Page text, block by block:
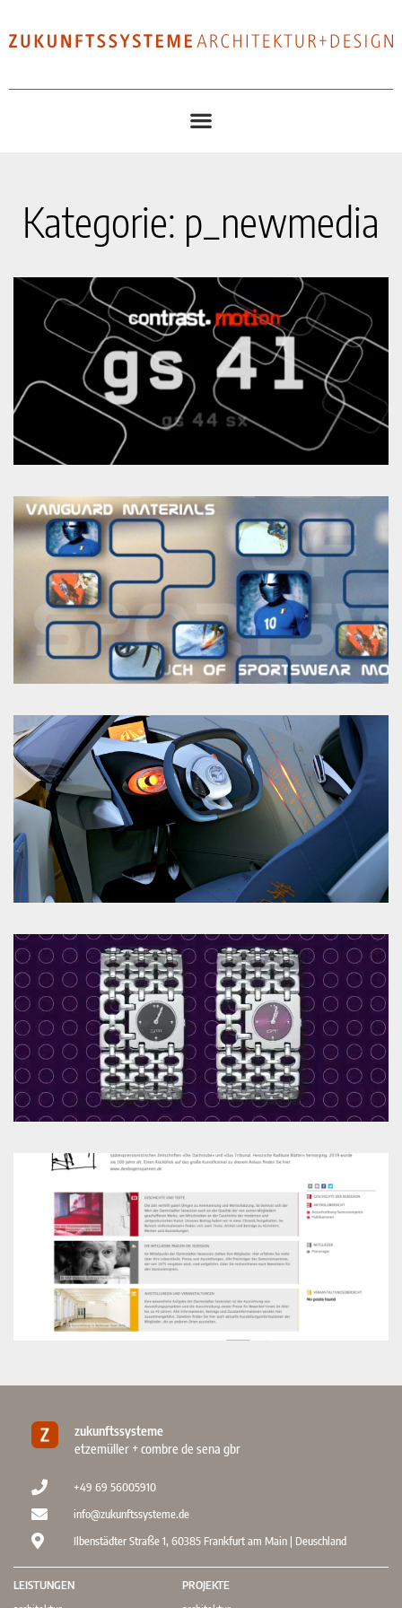
Kategorie: p_newmedia
zukunftssysteme
etzemüller + combre de sena gbr
+49 69 56005910
info@zukunftssysteme.de
Ilbenstädter Straße 1, 60385 Frankfurt am Main | Deuschland
LEISTUNGEN
PROJEKTE